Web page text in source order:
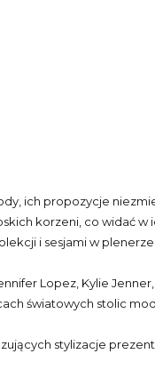
ich propozycje
korzeni, co widać w
i sesjami w
Lopez, Kylie
światowych stolic
stylizacje